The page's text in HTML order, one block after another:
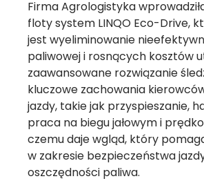
Firma Agrologistyka
floty system LINQO Eco-Drive,
jest wyeliminowanie
paliwowej i rosnących kosztów
zaawansowane rozwiązanie
kluczowe zachowania
jazdy, takie jak przyspieszanie,
praca na biegu jałowym i
czemu daje wgląd, który
w zakresie bezpieczeństwa
oszczędności paliwa.